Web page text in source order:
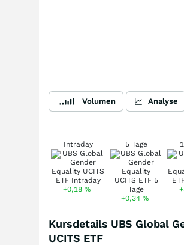
Volumen Analyse
Intraday
+0,18%
5 Tage
+0,34%
Kursdetails UBS Global
UCITS ETF